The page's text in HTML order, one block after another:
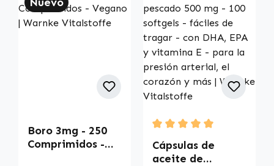
Boro 3mg - 250
Comprimidos -
Durchschnittliche
Cápsulas de
aceite de